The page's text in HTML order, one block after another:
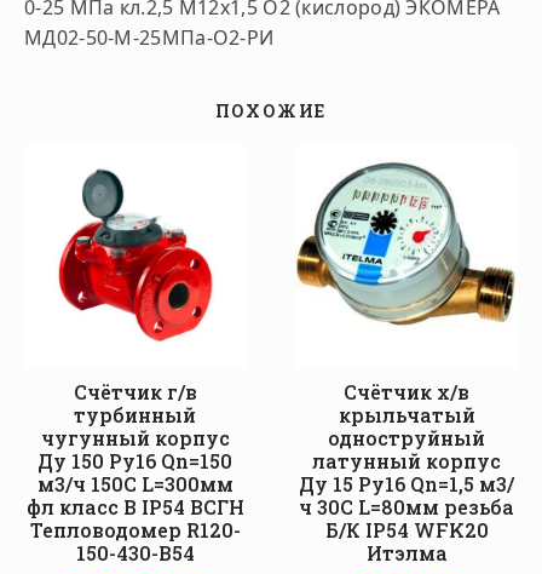
0-25 МПа кл.2,5 М12х1,5 O2 (кислород) ЭКОМЕРА
МД02-50-М-25МПа-О2-РИ
ПОХОЖИЕ
Счётчик г/в
турбинный
чугунный корпус
Ду 150 Ру16 Qn=150
м3/ч 150С L=300мм
фл класс B IP54 ВСГН
Тепловодомер R120-
150-430-B54
Счётчик х/в
крыльчатый
одноструйный
латунный корпус
Ду 15 Ру16 Qn=1,5 м3/
ч 30С L=80мм резьба
Б/К IP54 WFK20
Итэлма